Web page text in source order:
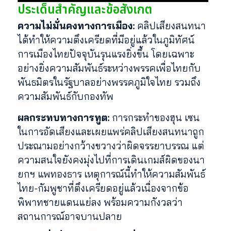
ประเด็นสำคัญและข้อสังเกต
ความไม่มั่นคงทางการเมือง: คลิปเสียงสนทนา
ได้ทำให้ความตึงเครียดที่มีอยู่แล้วในภูมิทัศน์
การเมืองไทยปัจจุบันรุนแรงยิ่งขึ้น โดยเฉพาะ
อย่างยิ่งความสัมพันธ์ระหว่างพรรคเพื่อไทยกับ
พันธมิตรในรัฐบาลอย่างพรรคภูมิใจไทย รวมถึง
ความสัมพันธ์กับกองทัพ
ผลกระทบทางการทูต: การกระทำของฮุน เซน
ในการอัดเสียงและเผยแพร่คลิปเสียงสนทนาถูก
ประณามอย่างกว้างขวางว่าผิดจรรยาบรรณ แต่
ความสนใจยังคงมุ่งไปที่การเดินเกมส์ผิดของนา
ยกฯ แพทองธาร เหตุการณ์นี้ทำให้ความสัมพันธ์
ไทย-กัมพูชาที่ตึงเครียดอยู่แล้วเนื่องจากข้อ
พิพาทชายแดนแย่ลง พร้อมความกังวลว่า
สถานการณ์อาจบานปลาย